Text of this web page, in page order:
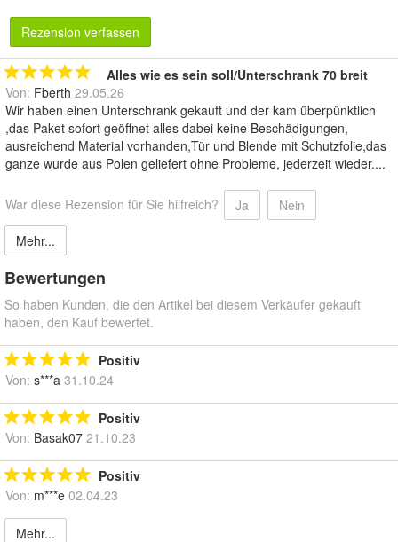
Rezension verfassen
Alles wie es sein soll/Unterschrank 70 breit
Von: Fberth 29.05.26
Wir haben einen Unterschrank gekauft und der kam überpünktlich
,das Paket sofort geöffnet alles dabei keine Beschädigungen,
ausreichend Material vorhanden,Tür und Blende mit Schutzfolie,das
ganze wurde aus Polen geliefert ohne Probleme, jederzeit wieder....
War diese Rezension für Sie hilfreich? Ja
Nein
Mehr...
Bewertungen
So haben Kunden, die den Artikel bei diesem Verkäufer gekauft
haben, den Kauf bewertet.
Positiv
Von: s***a 31.10.24
Positiv
Von: Basak07 21.10.23
Positiv
Von: m***e 02.04.23
Mehr...